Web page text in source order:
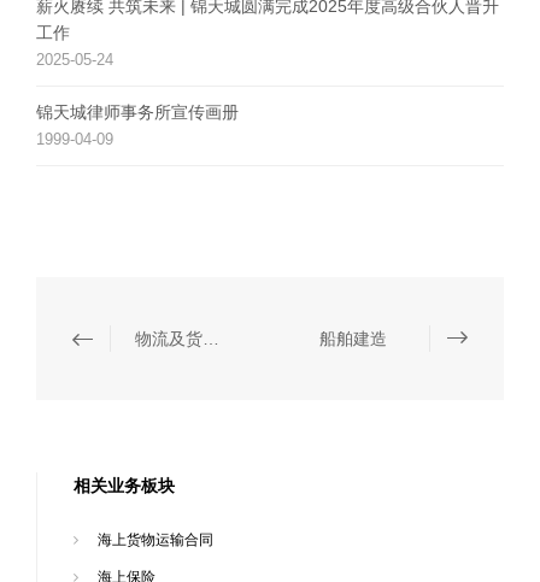
薪火赓续 共筑未来 | 锦天城圆满完成2025年度高级合伙人晋升
工作
2025-05-24
锦天城律师事务所宣传画册
1999-04-09
船舶建造
相关业务板块
海上货物运输合同
海上保险